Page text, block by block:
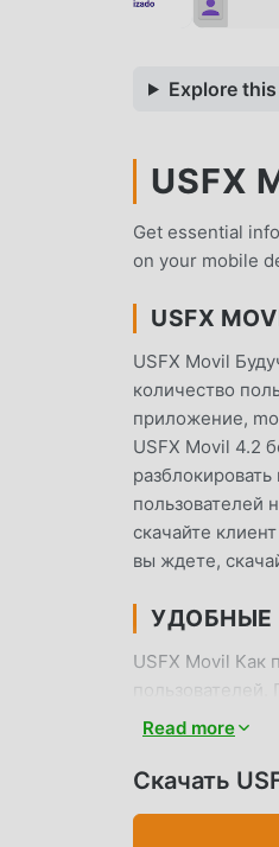
Explore
USFX
Get essential
on your mobile
USFX
USFX Movil
количество
приложение,
USFX Movil 4.2
пользователей
скачайте
вы ждете,
УДОБНЫЕ
USFX Movil Как
широкие
поддерживает
Read more
Скачать